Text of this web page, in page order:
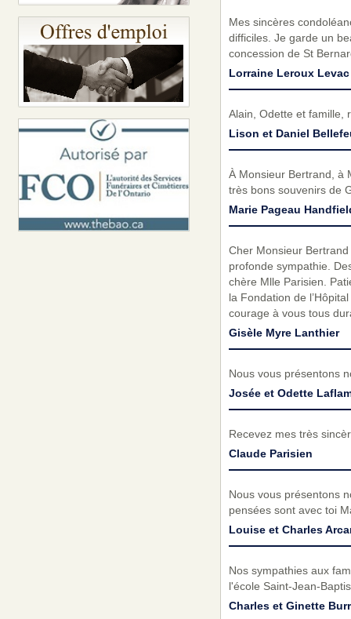
Mes sincères
difficiles. Je garde un
concession de St
Lorraine Leroux Levac
Alain, Odette et famille,
Lison et Daniel
À Monsieur Bertrand, à
très bons souvenirs de
Marie Pageau
Cher Monsieur
profonde sympathie.
chère Mlle Parisien.
la Fondation de
courage à vous tous
Gisèle Myre Lanthier
Nous vous présentons
Josée et Odette
Recevez mes très
Claude Parisien
Nous vous présentons
pensées sont avec toi
Louise et Charles
Nos sympathies aux
l'école Saint-Jean-
Charles et Ginette